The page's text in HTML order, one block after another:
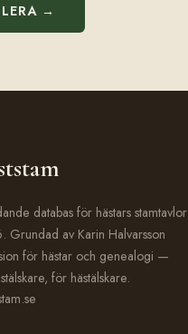
→
databas för hästars stamtavlor
Grundad av Karin Halvarsson
för hästar och genealogi —
för hästälskare.